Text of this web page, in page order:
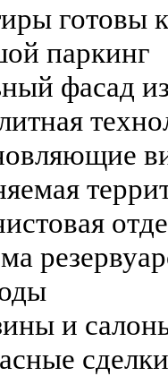
готовы
паркинг
фасад
и